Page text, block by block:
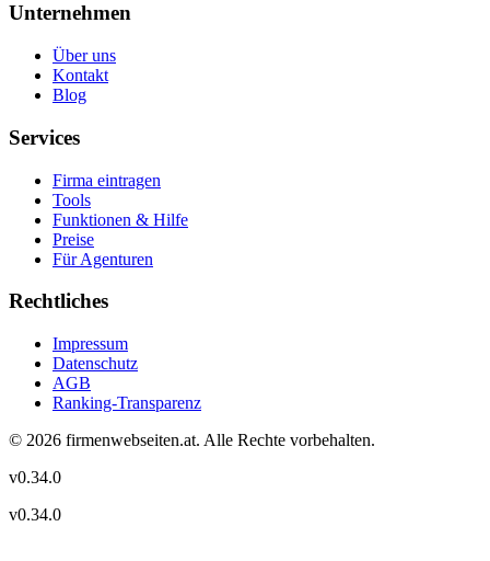
Unternehmen
Über uns
Kontakt
Blog
Services
Firma eintragen
Tools
Funktionen & Hilfe
Preise
Für Agenturen
Rechtliches
Impressum
Datenschutz
AGB
Ranking-Transparenz
© 2026 firmenwebseiten.at. Alle Rechte vorbehalten.
v0.34.0
v0.34.0